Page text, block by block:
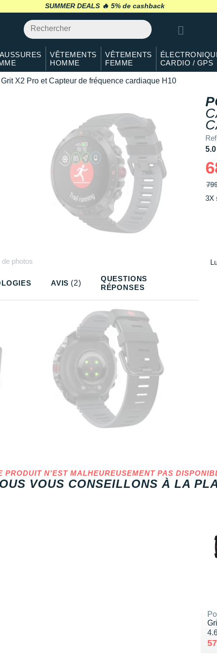
SUMMER DEALS 🔥 retour 30 jours*
VÊTEMENTS
HOMME
VÊTEMENTS
FEMME
CARDIO / GPS
Grit X2 Pro et Capteur de fréquence cardiaque H10
5.0
3X
Plus
de photos
AVIS (2)
QUESTIONS
RÉPONSES
PRODUIT N'EST MALHEUREUSEMENT PAS
VOUS CONSEILLONS À LA